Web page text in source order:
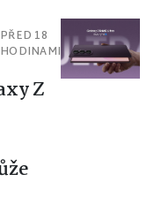
PŘED 18
HODINAMI
Z